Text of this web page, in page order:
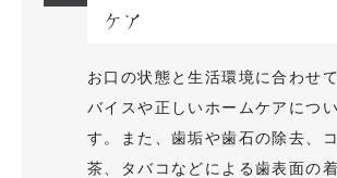
ケア
お口の状態と生活環境に合わせ
バイスや正しいホームケアにつ
す。また、歯垢や歯石の除去、
茶、タバコなどによる歯表面の